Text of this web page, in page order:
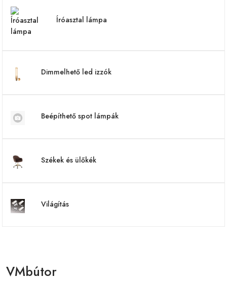
Íróasztal lámpa
Dimmelhető led izzók
Beépíthető spot lámpák
Székek és ülőkék
Világítás
VMbútor